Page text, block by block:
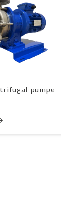
pumpe